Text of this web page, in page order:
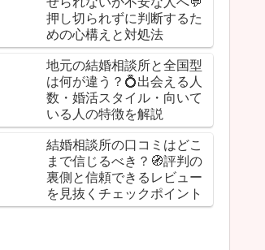
押し切られずに判断するた
めの心構えと対処法
地元の結婚相談所と全国型
は何が違う？💍出会える人
数・婚活スタイル・向いて
いる人の特徴を解説
結婚相談所の口コミはどこ
まで信じるべき？🧭評判の
裏側と信頼できるレビュー
を見抜くチェックポイント